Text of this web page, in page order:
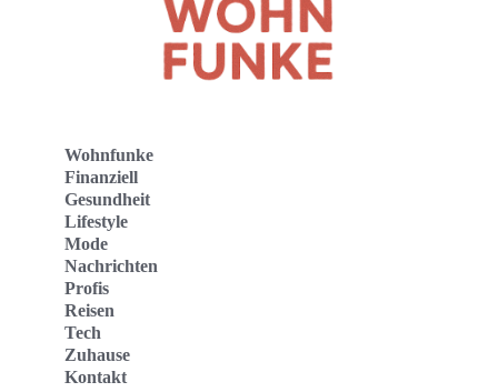
Wohnfunke
Finanziell
Gesundheit
Lifestyle
Mode
Nachrichten
Profis
Reisen
Tech
Zuhause
Kontakt